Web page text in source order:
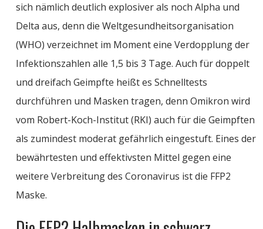
sich nämlich deutlich explosiver als noch Alpha und
Delta aus, denn die Weltgesundheitsorganisation
(WHO) verzeichnet im Moment eine Verdopplung der
Infektionszahlen alle 1,5 bis 3 Tage. Auch für doppelt
und dreifach Geimpfte heißt es Schnelltests
durchführen und Masken tragen, denn Omikron wird
vom Robert-Koch-Institut (RKI) auch für die Geimpften
als zumindest moderat gefährlich eingestuft. Eines der
bewährtesten und effektivsten Mittel gegen eine
weitere Verbreitung des Coronavirus ist die FFP2
Maske.